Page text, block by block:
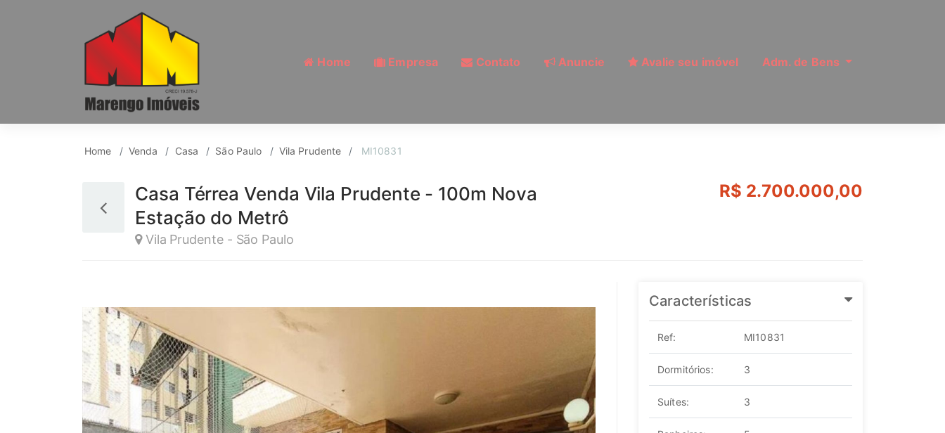
Home Empresa Contato Anuncie Avalie seu imóvel Adm. de Bens
Casa para Venda, Vila Prudente, São Paulo | Ref: MI10831
Home Venda Casa São Paulo Vila Prudente MI10831
Casa Térrea Venda Vila Prudente - 100m Nova
Estação do Metrô
Vila Prudente - São Paulo
R$ 2.700.000,00
Características
Ref: MI10831
Dormitórios: 3
Suítes: 3